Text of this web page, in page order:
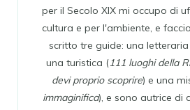
per il Secolo XIX mi occupo di
cultura e per l'ambiente, e
scritto tre guide: una
una turistica (111 luoghi della
devi proprio scoprire) e una
immaginifica), e sono autrice di